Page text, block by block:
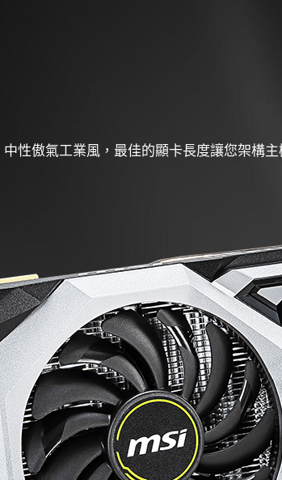
性傲氣工業風，最佳的顯卡長度讓您架構主